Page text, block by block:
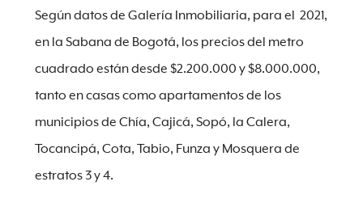
Según datos de Galería Inmobiliaria, para el 2021,
en la Sabana de Bogotá, los precios del metro
cuadrado están desde $2.200.000 y $8.000.000,
tanto en casas como apartamentos de los
municipios de Chía, Cajicá, Sopó, la Calera,
Tocancipá, Cota, Tabio, Funza y Mosquera de
estratos 3 y 4.